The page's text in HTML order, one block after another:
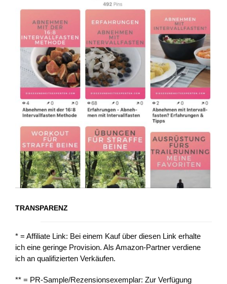
TRANSPARENZ
* = Affiliate Link: Bei einem Kauf über diesen Link erhalte
ich eine geringe Provision. Als Amazon-Partner verdiene
ich an qualifizierten Verkäufen.
** = PR-Sample/Rezensionsexemplar: Zur Verfügung